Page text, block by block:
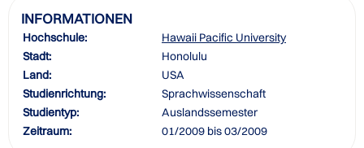
INFORMATIONEN
Hochschule:
Hawaii Pacific University
Stadt:
Honolulu
Land:
USA
Studienrichtung:
Sprachwissenschaft
Studientyp:
Auslandssemester
Zeitraum:
01/2009 bis 03/2009